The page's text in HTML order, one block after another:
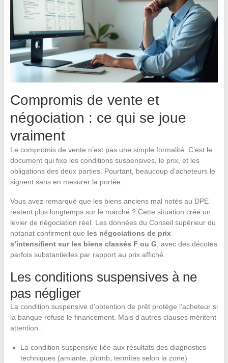
Compromis de vente et
négociation : ce qui se joue
vraiment
Le compromis de vente n’est pas une simple formalité. C’est le
document qui fixe les conditions suspensives, le prix, et les
obligations des deux parties. Pourtant, beaucoup d’acheteurs le
signent sans en mesurer la portée.
Vous avez remarqué que les biens anciens mal notés au DPE
restent plus longtemps sur le marché ? Cette situation crée un
levier de négociation réel. Les données du Conseil supérieur du
notariat confirment que les négociations de prix
s’intensifient sur les biens classés F ou G, avec des décotes
parfois substantielles par rapport au prix affiché.
Les conditions suspensives à ne
pas négliger
La condition suspensive d’obtention de prêt protège l’acheteur si
la banque refuse le financement. Mais d’autres clauses méritent
attention :
La condition suspensive liée aux résultats des diagnostics
techniques (amiante, plomb, termites selon la zone)